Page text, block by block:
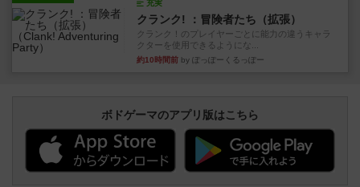
充実
クランク! ：冒険者たち（拡張）
クランク！のプレイヤーごとに能力の違うキャラ
クターを使用できるようにな...
約10時間前 by ぽっぽーくるっぽー
ボドゲーマのアプリ版はこちら